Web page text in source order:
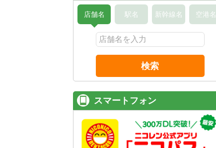
店舗名 駅名 新幹線名 空港名
検索
スマートフォン